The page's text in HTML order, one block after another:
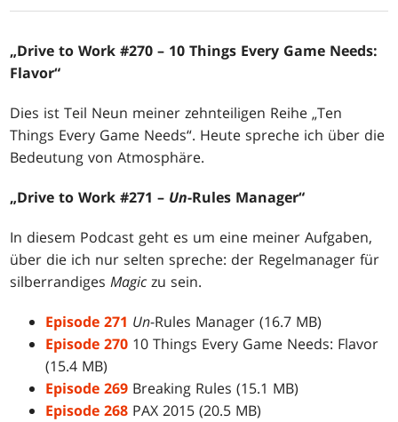
„Drive to Work #270 – 10 Things Every Game Needs:
Flavor“
Dies ist Teil Neun meiner zehnteiligen Reihe „Ten
Things Every Game Needs“. Heute spreche ich über die
Bedeutung von Atmosphäre.
„Drive to Work #271 – Un-Rules Manager“
In diesem Podcast geht es um eine meiner Aufgaben,
über die ich nur selten spreche: der Regelmanager für
silberrandigesMagic zu sein.
Episode 271 Un-Rules Manager (16.7 MB)
Episode 270 10 Things Every Game Needs: Flavor
(15.4 MB)
Episode 269 Breaking Rules (15.1 MB)
Episode 268 PAX 2015 (20.5 MB)